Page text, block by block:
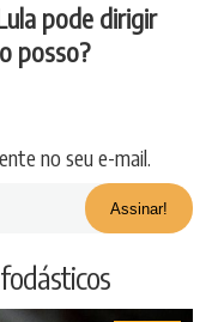
pode dirigir
posso?
no seu e-mail.